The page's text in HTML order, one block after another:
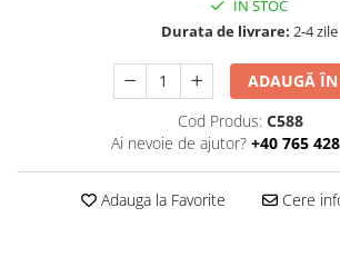
IN STOC
Durata de livrare: 2-4 zile
ADAUGĂ ÎN
Cod Produs: C588
Ai nevoie de ajutor? +40 765
Adauga la Favorite Cere